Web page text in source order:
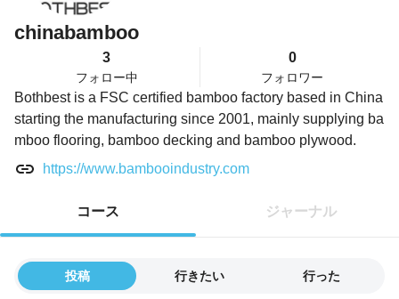
chinabamboo
3
フォロー中
0
フォロワー
Bothbest is a FSC certified bamboo factory based in China
starting the manufacturing since 2001, mainly supplying ba
mboo flooring, bamboo decking and bamboo plywood.
https://www.bambooindustry.com
コース ジャーナル
投稿 行きたい 行った